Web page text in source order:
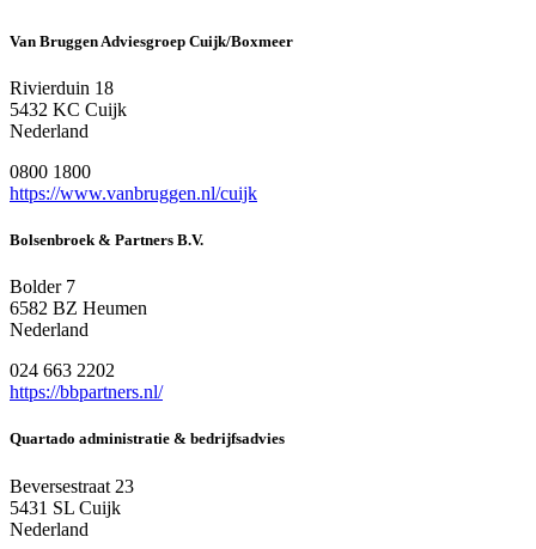
Van Bruggen Adviesgroep Cuijk/Boxmeer
Rivierduin 18
5432 KC Cuijk
Nederland
0800 1800
https://www.vanbruggen.nl/cuijk
Bolsenbroek & Partners B.V.
Bolder 7
6582 BZ Heumen
Nederland
024 663 2202
https://bbpartners.nl/
Quartado administratie & bedrijfsadvies
Beversestraat 23
5431 SL Cuijk
Nederland